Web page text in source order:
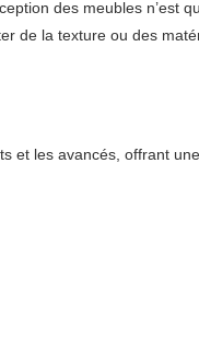
des meubles n’est
de la texture ou des
et les avancés, offrant